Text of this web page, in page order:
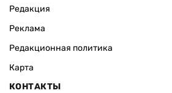
Редакция
Реклама
Редакционная политика
Карта
КОНТАКТЫ